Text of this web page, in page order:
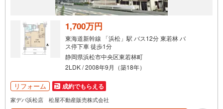
1,700万円
東海道新幹線 「浜松」駅 バス12分 東若林 バ
ス停下車 徒歩1分
静岡県浜松市中央区東若林町
2LDK / 2008年9月（築18年）
リフォーム 成約でもらえる
家デパ浜松店 松屋不動産販売株式会社